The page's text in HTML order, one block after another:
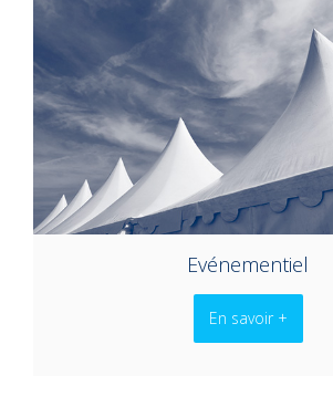
Evénementiel
En savoir +